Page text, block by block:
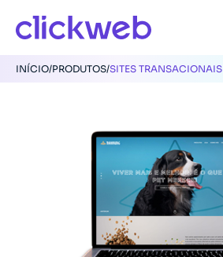
INÍCIO/PRODUTOS/SITES TRANSACIONAIS